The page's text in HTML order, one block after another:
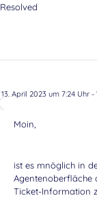
Resolved
13. April 2023 um 7:24 Uhr-
Moin,
ist es mnöglich in
Agentenoberfläche
Ticket-Information